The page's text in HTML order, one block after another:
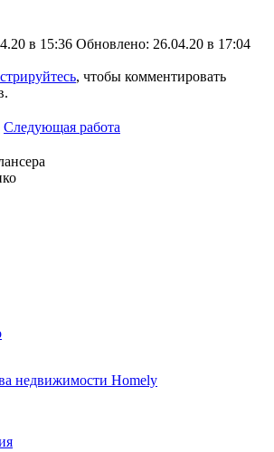
в 15:36 Обновлено: 26.04.20 в 17:04
, чтобы комментировать
Следующая работа
недвижимости Homely